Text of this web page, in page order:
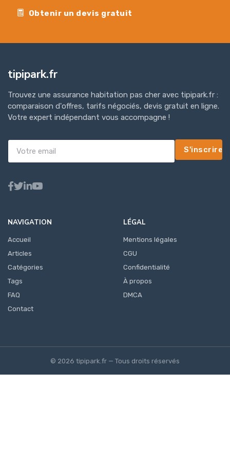
Obtenir un devis gratuit
tipipark.fr
Trouvez une assurance habitation pas cher avec tipipark.fr :
comparaison d'offres, tarifs négociés, devis gratuit en ligne.
Votre expert indépendant vous accompagne !
S'inscrire
NAVIGATION
Accueil
Articles
Catégories
Tags
FAQ
Contact
LÉGAL
Mentions légales
CGU
Confidentialité
À propos
DMCA
© 2026 tipipark.fr — Tous droits réservés